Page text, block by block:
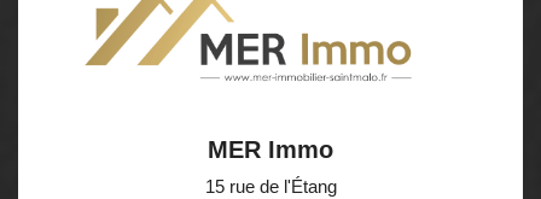
MER Immo
15 rue de l'Étang